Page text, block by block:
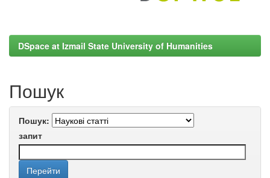
DSpace at Izmail State University of Humanities
Пошук
Пошук:
запит